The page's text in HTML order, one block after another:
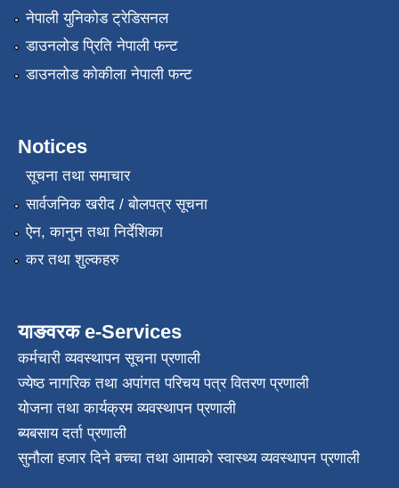
नेपाली युनिकोड ट्रेडिसनल
डाउनलोड प्रिति नेपाली फन्ट
डाउनलोड कोकीला नेपाली फन्ट
Notices
सूचना तथा समाचार
सार्वजनिक खरीद / बोलपत्र सूचना
ऐन, कानुन तथा निर्देशिका
कर तथा शुल्कहरु
याङवरक e-Services
कर्मचारी व्यवस्थापन सूचना प्रणाली
ज्येष्ठ नागरिक तथा अपांगत परिचय पत्र वितरण प्रणाली
योजना तथा कार्यक्रम व्यवस्थापन प्रणाली
ब्यबसाय दर्ता प्रणाली
सुनौला हजार दिने बच्चा तथा आमाको स्वास्थ्य व्यवस्थापन प्रणाली